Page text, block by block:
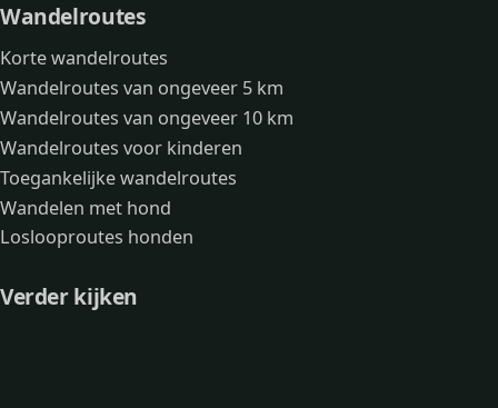
Wandelroutes
Korte wandelroutes
Wandelroutes van ongeveer 5 km
Wandelroutes van ongeveer 10 km
Wandelroutes voor kinderen
Toegankelijke wandelroutes
Wandelen met hond
Loslooproutes honden
Verder kijken